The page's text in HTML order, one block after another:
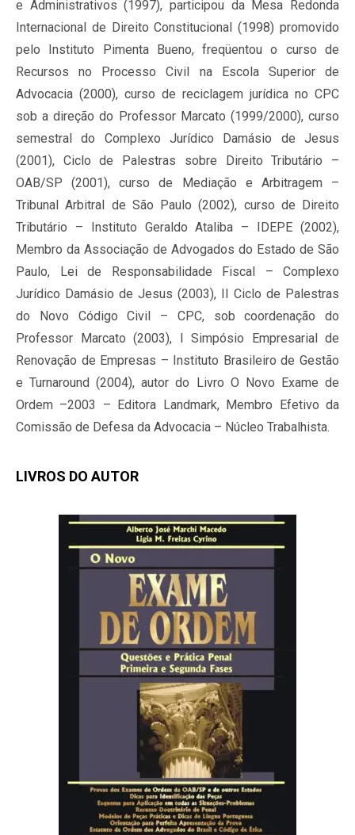
e Administrativos (1997), participou da Mesa Redonda
Internacional de Direito Constitucional (1998) promovido
pelo Instituto Pimenta Bueno, freqüentou o curso de
Recursos no Processo Civil na Escola Superior de
Advocacia (2000), curso de reciclagem jurídica no CPC
sob a direção do Professor Marcato (1999/2000), curso
semestral do Complexo Jurídico Damásio de Jesus
(2001), Ciclo de Palestras sobre Direito Tributário –
OAB/SP (2001), curso de Mediação e Arbitragem –
Tribunal Arbitral de São Paulo (2002), curso de Direito
Tributário – Instituto Geraldo Ataliba – IDEPE (2002),
Membro da Associação de Advogados do Estado de São
Paulo, Lei de Responsabilidade Fiscal – Complexo
Jurídico Damásio de Jesus (2003), II Ciclo de Palestras
do Novo Código Civil – CPC, sob coordenação do
Professor Marcato (2003), I Simpósio Empresarial de
Renovação de Empresas – Instituto Brasileiro de Gestão
e Turnaround (2004), autor do Livro O Novo Exame de
Ordem –2003 – Editora Landmark, Membro Efetivo da
Comissão de Defesa da Advocacia – Núcleo Trabalhista.
LIVROS DO AUTOR